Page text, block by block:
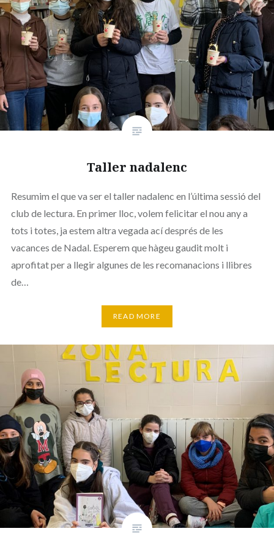
Taller nadalenc
Resumim el que va ser el taller nadalenc en l’última sessió del
club de lectura. En primer lloc, volem felicitar el nou any a
tots i totes, ja estem altra vegada ací després de les
vacances de Nadal. Esperem que hàgeu gaudit molt i
aprofitat per a llegir algunes de les recomanacions i llibres
de…
READ MORE